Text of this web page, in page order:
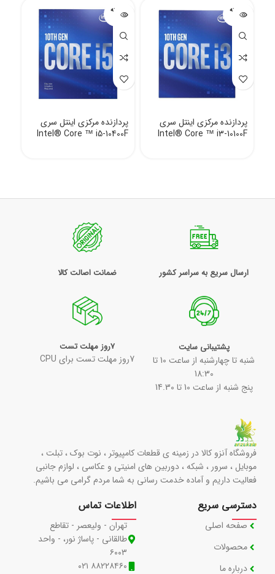
فروخته
شده
پردازنده مرکزی اینتل سری
Intel® Core ™ i3-10100F
فروخته
شده
پردازنده مرکزی اینتل سری
Intel® Core ™ i5-10400F
ارسال سریع به سراسر کشور ضمانت اصالت کالا
پشتیبانی سایت
شنبه تا چهارشنبه از ساعت 10 تا
18:30
پنج شنبه از ساعت 10 تا 14.30
7روز مهلت تست
7روز مهلت تست برای CPU
فروشگاه آنزو کالا در زمینه ی قطعات کامپیوتر ، نوت بوک ، تبلت ،
موبایل ، سرور ، شبکه ، دوربین های امنیتی و عکاسی ، لوازم جانبی
فعالیت داریم و آماده خدمت رسانی به شما مردم گرامی می باشیم.
دسترسی سریع
صفحه اصلی
محصولات
درباره ما
اطلاعات تماس
تهران - ولیعصر - تقاطع
طالقانی - پاساژ نور، - واحد
۶۰۰۳
۸۸۲۲۸۴۶۰ ۰۲۱